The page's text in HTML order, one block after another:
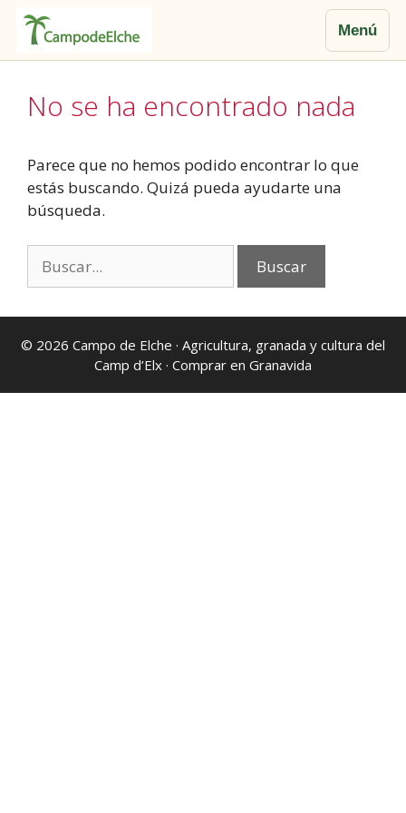
Menú
contenidoNo se ha encontrado nada
Parece que no hemos podido encontrar lo que
estás buscando. Quizá pueda ayudarte una
búsqueda.
© 2026 Campo de Elche · Agricultura, granada y cultura del
Camp d’Elx · Comprar en Granavida